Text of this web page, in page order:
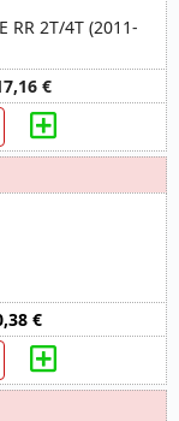
RR 2T/4T (2011-
€
€